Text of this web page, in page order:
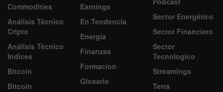
Commodities
Análisis Técnico
Cripto
Análisis Técnico
Indices
Bitcoin
Bitcoin
Earnings
En Tendencia
Energía
Finanzas
Formacion
Glosario
Sector Energético
Sector Financiero
Sector
Tecnologico
Streamings
Terra